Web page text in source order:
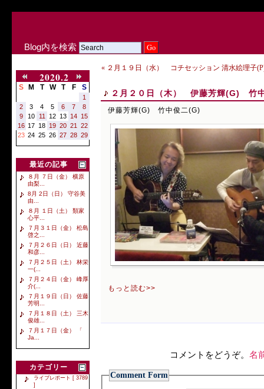
Blog内を検索
2020.2
S M T W T F S
1
2
3 4 5 6 7
8
9
10 11 12 13 14 15
16 17 18 19 20 21
22
23 24 25 26 27 28 29
最近の記事
８月 ７日（金） 横原
由梨...
8月 2日（日） 守谷美
由...
８月 １日（土） 類家
心平...
７月３１日（金） 松島
啓之...
７月２６日（日） 近藤
和彦...
７月２５日（土） 林栄
一(...
７月２４日（金） 峰厚
介(...
７月１９日（日） 佐藤
芳明...
７月１８日（土） 三木
俊雄...
７月１７日（金） 「
Ja...
カテゴリー
ライブレポート [ 3789
]
« ２月１９日（水） コチセッション 清水絵理
２月２０日（木） 伊藤芳輝(G) 竹
伊藤芳輝(G) 竹中俊二(G)
もっと読む>>
コメントをどうぞ。 名
Comment Form